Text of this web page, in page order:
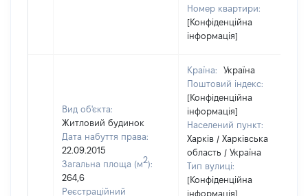
Номер квартири:
[Конфіденційна
інформація]
Вид об'єкта:
Житловий будинок
Дата набуття права:
22.09.2015
Загальна площа (м2):
264,6
Реєстраційний
Країна:
Україна
Поштовий індекс:
[Конфіденційна
інформація]
Населений пункт:
Харків / Харківська
область / Україна
Тип вулиці:
[Конфіденційна
інформація]